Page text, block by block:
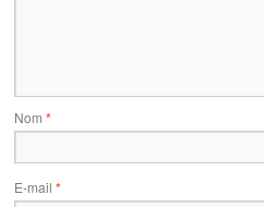
Nom *
E-mail *